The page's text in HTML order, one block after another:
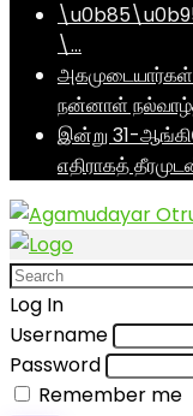
\…
நன்னாள்
இன்று 31-
எதிராகத்
Log In
Username
Password
Remember me